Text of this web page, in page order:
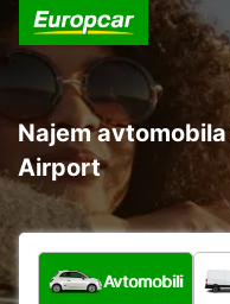
Najem
Airport
Katera vrsta vozila?
Avtomobili